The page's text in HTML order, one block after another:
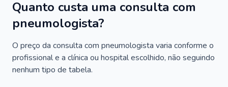
Quanto custa uma consulta com
pneumologista?
O preço da consulta com pneumologista varia conforme o
profissional e a clínica ou hospital escolhido, não seguindo
nenhum tipo de tabela.